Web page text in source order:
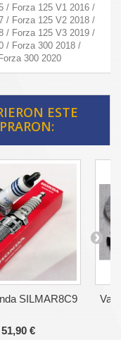
/ Forza 125 V1 2016 /
/ Forza 125 V2 2018 /
/ Forza 125 V3 2019 /
/ Forza 300 2018 /
300 2020
ESTE
SILMAR8C9
51,90 €